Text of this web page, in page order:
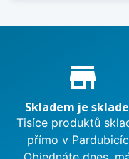
Proč nakupovat
store_mall_directory
Skladem je
Tisíce produktů
přímo v